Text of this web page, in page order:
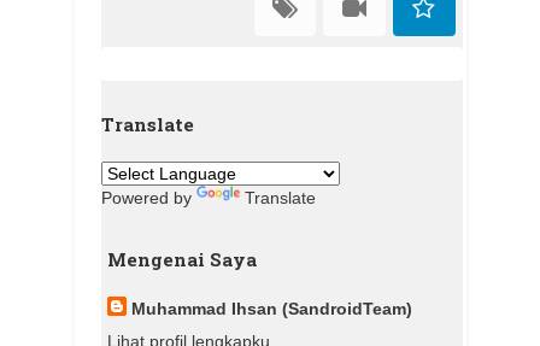
Translate
Powered by Translate
Mengenai Saya
Muhammad Ihsan (SandroidTeam)
Lihat profil lengkapku